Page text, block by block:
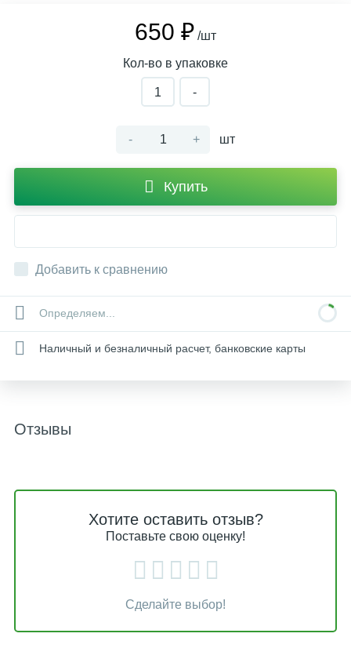
650 ₽ /шт
Кол-во в упаковке
1 -
- + шт
Купить
Добавить к сравнению
Определяем...
Наличный и безналичный расчет, банковские карты
Отзывы
Хотите оставить отзыв?
Поставьте свою оценку!
Сделайте выбор!